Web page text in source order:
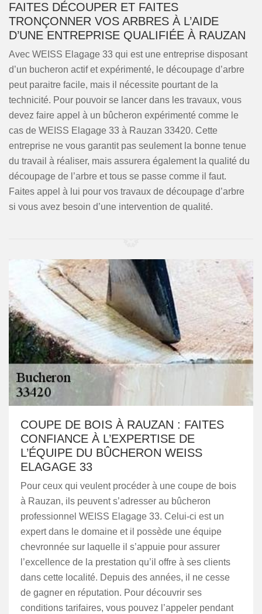
FAITES DÉCOUPER ET FAITES
TRONÇONNER VOS ARBRES À L’AIDE
D’UNE ENTREPRISE QUALIFIÉE À RAUZAN
Avec WEISS Elagage 33 qui est une entreprise disposant
d’un bucheron actif et expérimenté, le découpage d’arbre
peut paraitre facile, mais il nécessite pourtant de la
technicité. Pour pouvoir se lancer dans les travaux, vous
devez faire appel à un bûcheron expérimenté comme le
cas de WEISS Elagage 33 à Rauzan 33420. Cette
entreprise ne vous garantit pas seulement la bonne tenue
du travail à réaliser, mais assurera également la qualité du
découpage de l’arbre et tous se passe comme il faut.
Faites appel à lui pour vos travaux de découpage d’arbre
si vous avez besoin d’une intervention de qualité.
COUPE DE BOIS À RAUZAN : FAITES
CONFIANCE À L’EXPERTISE DE
L’ÉQUIPE DU BÛCHERON WEISS
ELAGAGE 33
Pour ceux qui veulent procéder à une coupe de bois
à Rauzan, ils peuvent s’adresser au bûcheron
professionnel WEISS Elagage 33. Celui-ci est un
expert dans le domaine et il possède une équipe
chevronnée sur laquelle il s’appuie pour assurer
l’excellence de la prestation qu’il offre à ses clients
dans cette localité. Depuis des années, il ne cesse
de gagner en réputation. Pour découvrir ses
conditions tarifaires, vous pouvez l’appeler pendant